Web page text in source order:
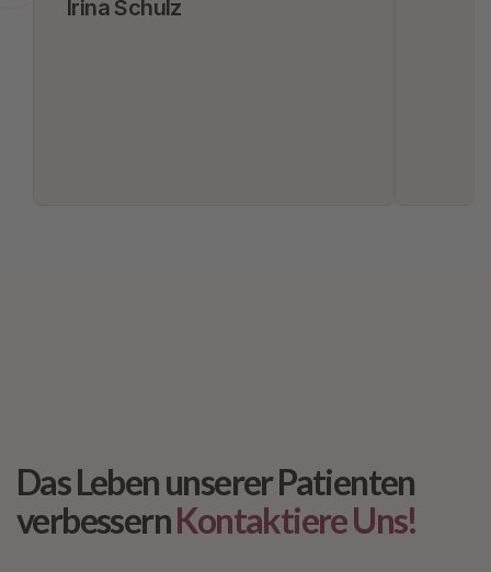
Irina Schulz
Das Leben unserer Patienten
verbessernKontaktiere Uns!